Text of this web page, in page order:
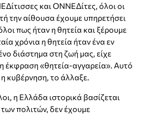
και ΟΝΝΕΔίτες, όλοι οι
την αίθουσα έχουμε υπηρετήσει
πως ήταν η θητεία και ξέρουμε
χρόνια η θητεία ήταν ένα εν
διάστημα στη ζωή μας, είχε
έκφραση «θητεία-αγγαρεία». Αυτό
κυβέρνηση, το άλλαξε.
η Ελλάδα ιστορικά βασίζεται
πολιτών, δεν έχουμε